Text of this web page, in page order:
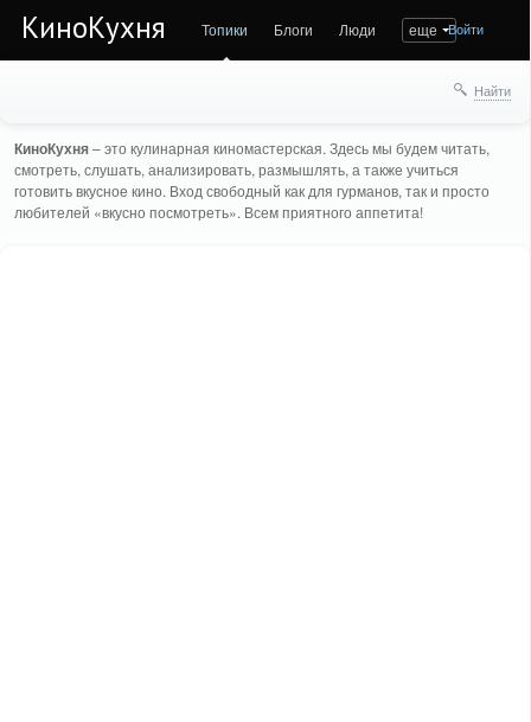
КиноКухня Топики Блоги Люди еще Войти
Найти
КиноКухня– это кулинарная киномастерская. Здесь мы будем читать,
смотреть, слушать, анализировать, размышлять, а также учиться
готовить вкусное кино. Вход свободный как для гурманов, так и просто
любителей «вкусно посмотреть». Всем приятного аппетита!